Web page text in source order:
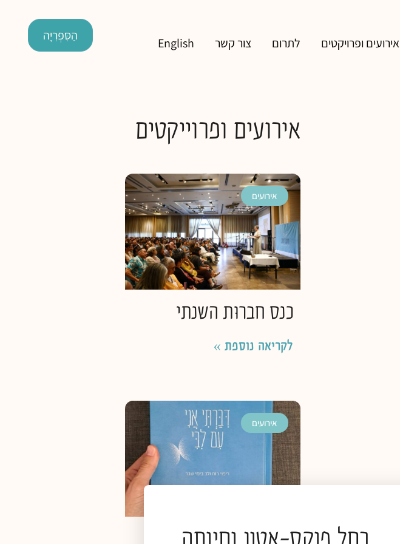
אירועים ופרויקטים לתרום צור קשר English הַסִּפְרִיָּה
אירועים ופרוייקטים
אירועים
כנס חברוּת השנתי
לקריאה נוספת »
אירועים